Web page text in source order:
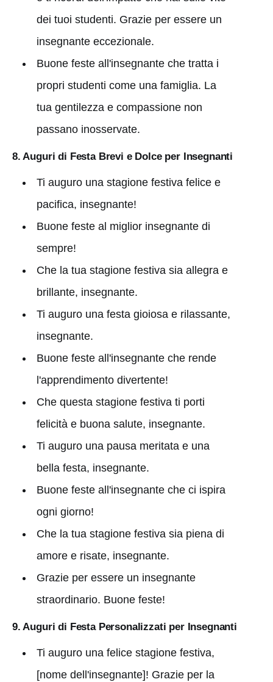
dei tuoi studenti. Grazie per essere un
insegnante eccezionale.
Buone feste all'insegnante che tratta i
propri studenti come una famiglia. La
tua gentilezza e compassione non
passano inosservate.
8. Auguri di Festa Brevi e Dolce per Insegnanti
Ti auguro una stagione festiva felice e
pacifica, insegnante!
Buone feste al miglior insegnante di
sempre!
Che la tua stagione festiva sia allegra e
brillante, insegnante.
Ti auguro una festa gioiosa e rilassante,
insegnante.
Buone feste all'insegnante che rende
l'apprendimento divertente!
Che questa stagione festiva ti porti
felicità e buona salute, insegnante.
Ti auguro una pausa meritata e una
bella festa, insegnante.
Buone feste all'insegnante che ci ispira
ogni giorno!
Che la tua stagione festiva sia piena di
amore e risate, insegnante.
Grazie per essere un insegnante
straordinario. Buone feste!
9. Auguri di Festa Personalizzati per Insegnanti
Ti auguro una felice stagione festiva,
[nome dell'insegnante]! Grazie per la